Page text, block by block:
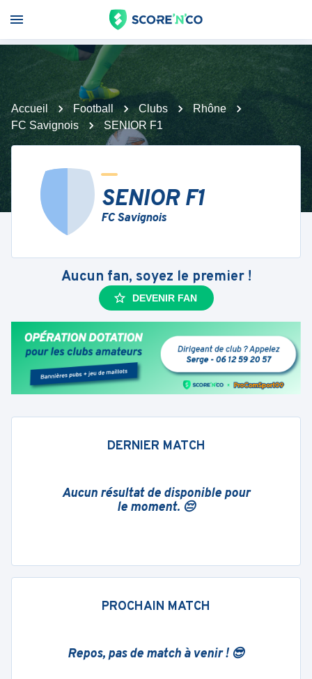
Accueil Football Clubs
Rhône
FC Savignois
SENIOR F1
SENIOR F1
FC Savignois
Aucun fan, soyez le premier !
DEVENIR FAN
DERNIER MATCH
Aucun résultat de disponible pour
le moment. 😔
PROCHAIN MATCH
Repos, pas de match à venir ! 😎